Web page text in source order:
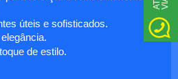
úteis e sofisticados.
de estilo.